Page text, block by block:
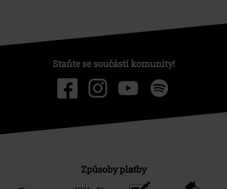
Staňte se součástí komunity!
Způsoby platby